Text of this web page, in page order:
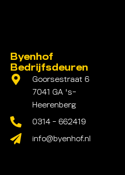
Byenhof
Bedrijfsdeuren
Goorsestraat 6
7041 GA 's-
Heerenberg
0314 - 662419
info@byenhof.nl